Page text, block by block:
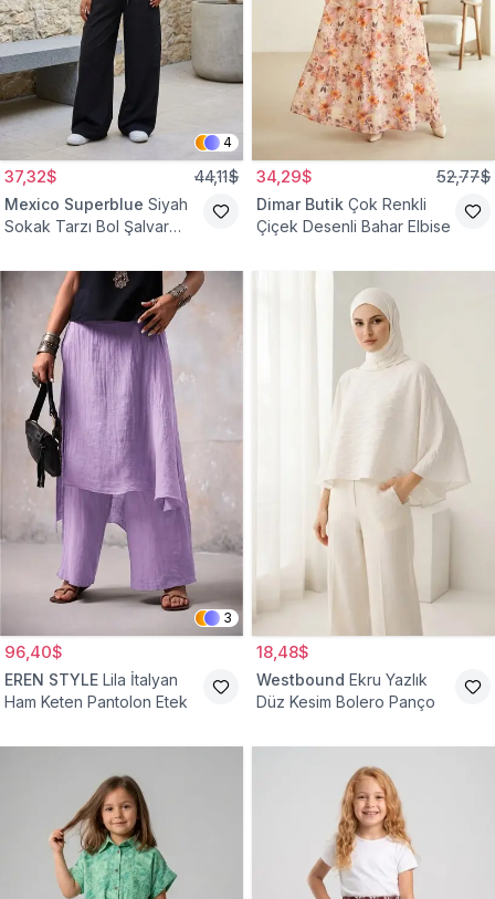
4
37,32$ 44,11$
Mexico Superblue Siyah
Sokak Tarzı Bol Şalvar
34,29$ 52,77$
Dimar Butik Çok Renkli
Çiçek Desenli Bahar Elbise
3
96,40$
EREN STYLE Lila İtalyan
Ham Keten Pantolon Etek
18,48$
Westbound Ekru Yazlık
Düz Kesim Bolero Panço